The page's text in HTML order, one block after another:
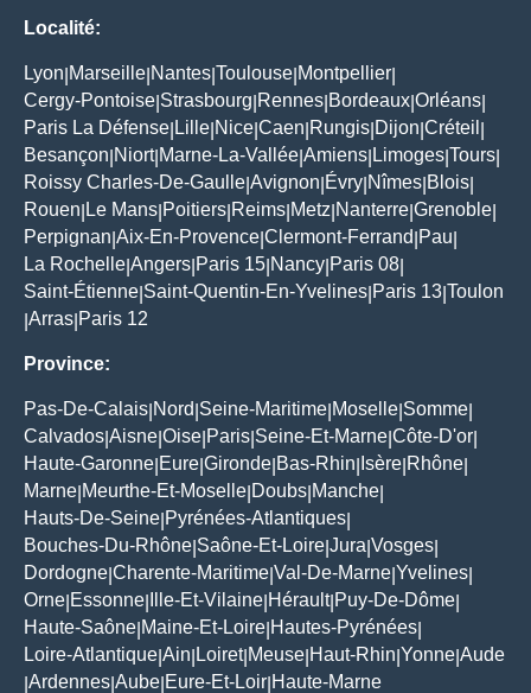
Localité:
Lyon Marseille Nantes Toulouse Montpellier
Cergy-Pontoise Strasbourg Rennes Bordeaux Orléans
Paris La Défense Lille Nice Caen Rungis Dijon Créteil
Besançon Niort| Marne-La-Vallée Amiens Limoges Tours
Roissy Charles-De-Gaulle Avignon Évry Nîmes Blois
Rouen Le Mans Poitiers Reims Metz Nanterre Grenoble
Perpignan Aix-En-Provence Clermont-Ferrand Pau
La Rochelle Angers Paris 15 Nancy Paris 08
Saint-Étienne Saint-Quentin-En-Yvelines Paris 13 Toulon
Arras Paris 12
Province:
Pas-De-Calais Nord Seine-Maritime Moselle Somme
Calvados Aisne Oise Paris Seine-Et-Marne Côte-D'or
Haute-Garonne Eure Gironde Bas-Rhin Isère Rhône
Marne Meurthe-Et-Moselle Doubs Manche
Hauts-De-Seine Pyrénées-Atlantiques
Bouches-Du-Rhône Saône-Et-Loire Jura Vosges
Dordogne Charente-Maritime Val-De-Marne Yvelines
Orne Essonne Ille-Et-Vilaine Hérault| Puy-De-Dôme
Haute-Saône Maine-Et-Loire Hautes-Pyrénées
Loire-Atlantique Ain Loiret| Meuse Haut-Rhin Yonne Aude
Ardennes Aube Eure-Et-Loir Haute-Marne